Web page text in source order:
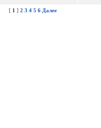
[ 1 ] 2 3 4 5 6 Далее